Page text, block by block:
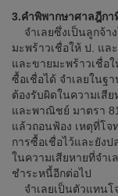
3.คำพิพากษาศาลฎีกา
จำเลยซึ่งเป็นลูกจ้า
มะพร้าวเชื่อให้ ป. แล
และขายมะพร้าวเชื่อ
ซื้อเชื่อได้ จำเลยในฐ
ต้องรับผิดในความเสี
และพาณิชย์ มาตรา
แล้วถอนฟ้อง เหตุที่โจ
การซื้อเชื่อไว้และยัง
ในความเสียหายที่จำเ
ชำระหนี้อีกต่อไป
จำเลยเป็นตัวแทนโ